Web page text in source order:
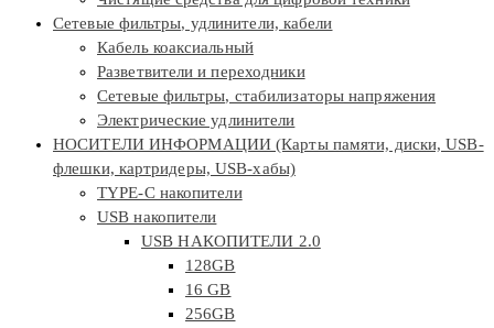
Сетевые фильтры, удлинители, кабели
Кабель коаксиальный
Разветвители и переходники
Сетевые фильтры, стабилизаторы напряжения
Электрические удлинители
НОСИТЕЛИ ИНФОРМАЦИИ (Карты памяти, диски, USB-
флешки, картридеры, USB-хабы)
TYPE-C накопители
USB накопители
USB НАКОПИТЕЛИ 2.0
128GB
16 GB
256GB